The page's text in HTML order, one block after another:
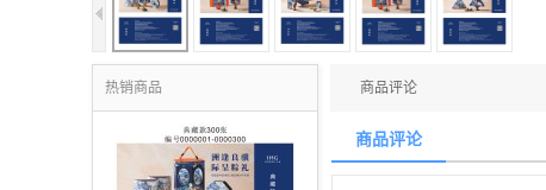
热销商品 商品评论
商品评论